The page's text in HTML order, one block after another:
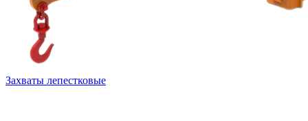
Захваты лепестковые